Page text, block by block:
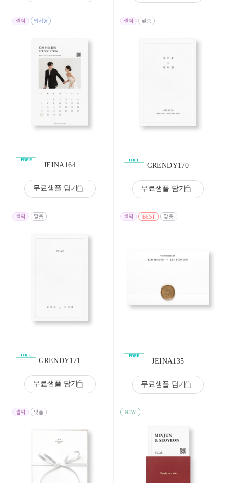
JEINA164
무료샘플 담기
GRENDY170
무료샘플 담기
GRENDY171
무료샘플 담기
JEINA135
무료샘플 담기